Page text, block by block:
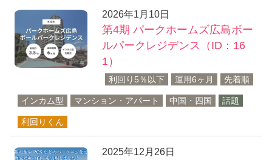
2026年1月10日
第4期 パークホームズ広島ボー
ルパークレジデンス（ID：16
1）
利回り5％以下 運用6ヶ月 先着順
インカム型 マンション・アパート 中国・四国 話題
利回りくん
2025年12月26日